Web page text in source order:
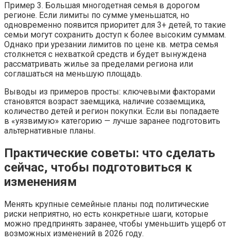
Пример 3. Большая многодетная семья в дорогом
регионе. Если лимиты по сумме уменьшатся, но
одновременно появится приоритет для 3+ детей, то такие
семьи могут сохранить доступ к более высоким суммам.
Однако при урезании лимитов по цене кв. метра семья
столкнется с нехваткой средств и будет вынуждена
рассматривать жилье за пределами региона или
соглашаться на меньшую площадь.
Выводы из примеров просты: ключевыми факторами
становятся возраст заемщика, наличие созаемщика,
количество детей и регион покупки. Если вы попадаете
в «уязвимую» категорию — лучше заранее подготовить
альтернативные планы.
Практические советы: что сделать
сейчас, чтобы подготовиться к
изменениям
Менять крупные семейные планы под политические
риски неприятно, но есть конкретные шаги, которые
можно предпринять заранее, чтобы уменьшить ущерб от
возможных изменений в 2026 году.